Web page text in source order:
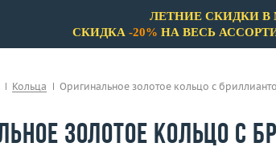
ЛЕТНИЕ СКИДКИ В
СКИДКА -20% НА ВЕСЬ
Кольца Оригинальное золотое кольцо с
золотое кольцо с